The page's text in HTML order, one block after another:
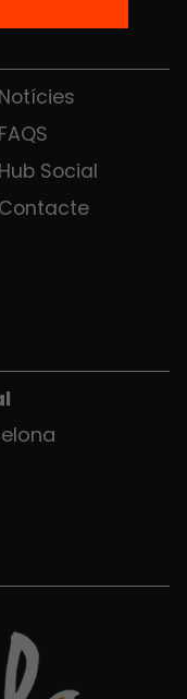
Notícies
FAQS
Hub Social
Contacte